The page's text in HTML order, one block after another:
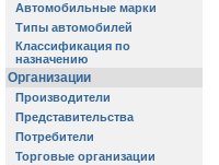
Автомобильные марки
Типы автомобилей
Классификация по
назначению
Организации
Производители
Представительства
Потребители
Торговые организации